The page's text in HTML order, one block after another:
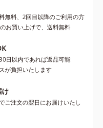
無料、2回目以降のご利用の方
お買い上げで、送料無料
日以内であれば返品可能
が負担いたします
け
ご注文の翌日にお届けいたし